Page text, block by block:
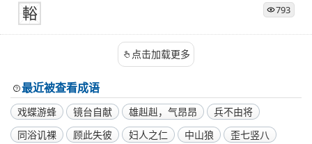
輍 793
点击加载更多
最近被查看成语
戏蝶游蜂 镜台自献 雄赳赳，气昂昂
兵不由将
同浴讥裸
顾此失彼 妇人之仁 中山狼
歪七竖八